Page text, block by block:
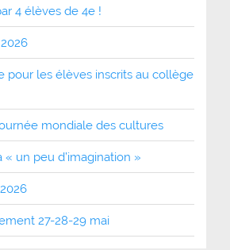
4 élèves de 4e !
pour les élèves inscrits au collège
mondiale des cultures
« un peu d’imagination »
27-28-29 mai